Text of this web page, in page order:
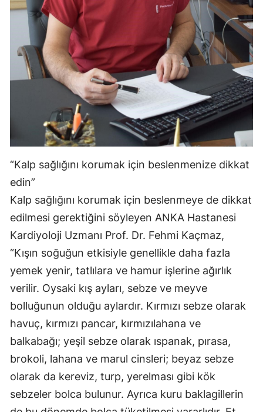
“Kalp sağlığını korumak için beslenmenize dikkat
edin”
Kalp sağlığını korumak için beslenmeye de dikkat
edilmesi gerektiğini söyleyen ANKA Hastanesi
Kardiyoloji Uzmanı Prof. Dr. Fehmi Kaçmaz,
“Kışın soğuğun etkisiyle genellikle daha fazla
yemek yenir, tatlılara ve hamur işlerine ağırlık
verilir. Oysaki kış ayları, sebze ve meyve
bolluğunun olduğu aylardır. Kırmızı sebze olarak
havuç, kırmızı pancar, kırmızılahana ve
balkabağı; yeşil sebze olarak ıspanak, pırasa,
brokoli, lahana ve marul cinsleri; beyaz sebze
olarak da kereviz, turp, yerelması gibi kök
sebzeler bolca bulunur. Ayrıca kuru baklagillerin